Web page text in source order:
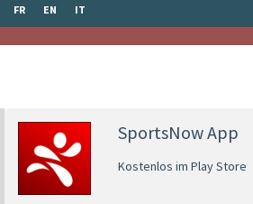
FR EN IT
SportsNow App
Kostenlos im Play Store